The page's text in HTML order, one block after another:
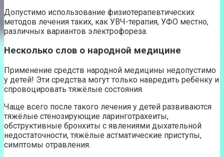
Допустимо использование физиотерапевтических
методов лечения таких, как УВЧ-терапия, УФО местно,
различных вариантов электрофореза.
Несколько слов о народной медицине
Применение средств народной медицины недопустимо
у детей! Эти средства могут только навредить ребёнку и
спровоцировать тяжёлые состояния.
Чаще всего после такого лечения у детей развиваются
тяжёлые стенозирующие ларинготрахеиты,
обструктивные бронхиты с явлениями дыхательной
недостаточности, тяжёлые астматические приступы,
симптомы отравления.